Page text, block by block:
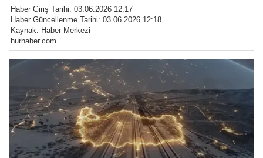
Haber Giriş Tarihi: 03.06.2026 12:17
Haber Güncellenme Tarihi: 03.06.2026 12:18
Kaynak: Haber Merkezi
hurhaber.com